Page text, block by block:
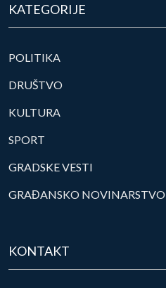
KATEGORIJE
POLITIKA
DRUŠTVO
KULTURA
SPORT
GRADSKE VESTI
GRAĐANSKO NOVINARSTVO
KONTAKT